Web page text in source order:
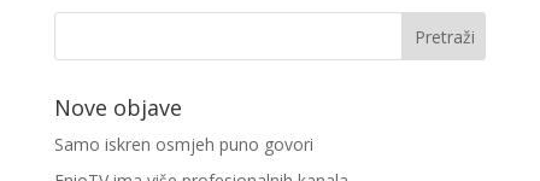
Nove objave
Samo iskren osmjeh puno govori